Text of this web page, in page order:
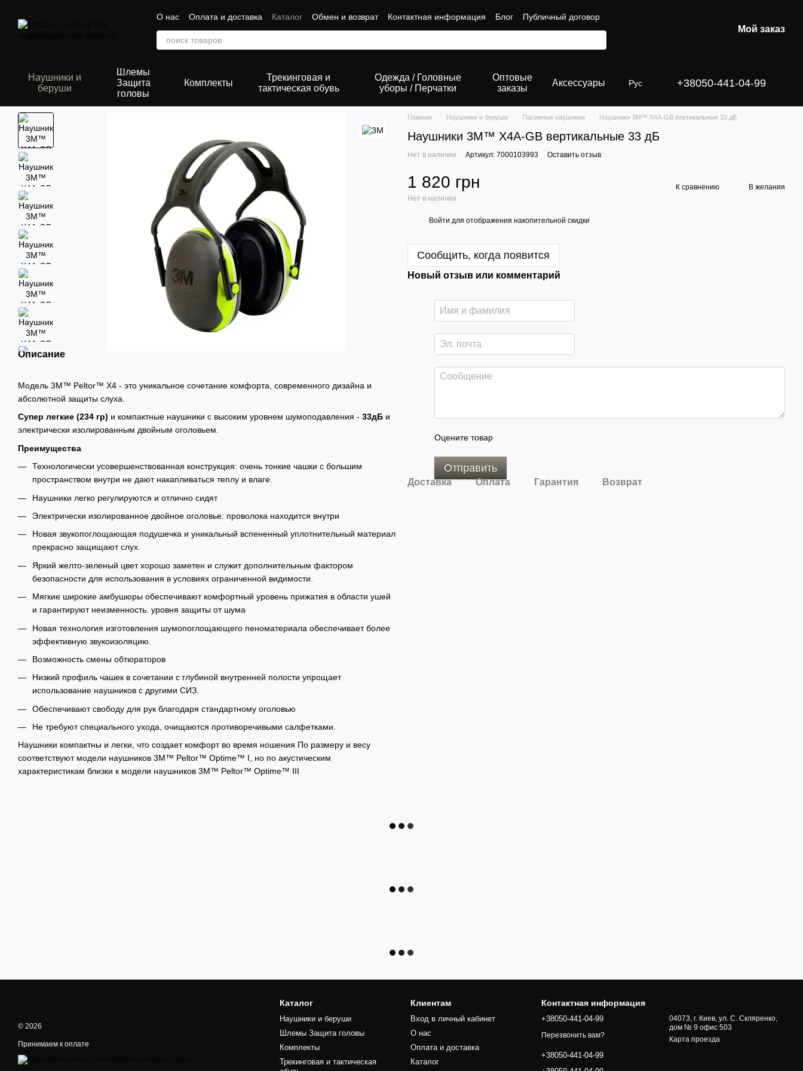
О нас Оплата и доставка Каталог Обмен и возврат Контактная информация Блог
Публичный договор
Сертификаты
Мой заказ
Наушники и
беруши
Шлемы
Защита
головы
Комплекты
Трекинговая и
тактическая обувь
Одежда / Головные
уборы / Перчатки
Оптовые
заказы
Аксессуары Рус +38050-441-04-99
Описание
Модель 3М™ Peltor™ X4 - это уникальное сочетание комфорта, современного дизайна и
абсолютной защиты слуха.
Супер легкие (234 гр) и компактные наушники с высоким уровнем шумоподавления - 33дБ и
электрически изолированным двойным оголовьем.
Преимущества
Технологически усовершенствованная конструкция: очень тонкие чашки с большим
пространством внутри не дают накапливаться теплу и влаге.
Наушники легко регулируются и отлично сидят
Электрически изолированное двойное оголовье: проволока находится внутри
Новая звукопоглощающая подушечка и уникальный вспененный уплотнительный материал
прекрасно защищают слух.
Яркий желто-зеленый цвет хорошо заметен и служит дополнительным фактором
безопасности для использования в условиях ограниченной видимости.
Мягкие широкие амбушюры обеспечивают комфортный уровень прижатия в области ушей
и гарантируют неизменность. уровня защиты от шума
Новая технология изготовления шумопоглощающего пеноматериала обеспечивает более
эффективную звукоизоляцию.
Возможность смены обтюраторов
Низкий профиль чашек в сочетании с глубиной внутренней полости упрощает
использование наушников с другими СИЗ.
Обеспечивают свободу для рук благодаря стандартному оголовью
Не требуют специального ухода, очищаются противоречивыми салфетками.
Наушники компактны и легки, что создает комфорт во время ношения По размеру и весу
соответствуют модели наушников 3M™ Peltor™ Optime™ I, но по акустическим
характеристикам близки к модели наушников 3M™ Peltor™ Optime™ III
Главная Наушники и беруши Пасивные наушники Наушники 3M™ X4A-GB вертикальные 33 дБ
Наушники 3M™ X4A-GB вертикальные 33 дБ
Нет в наличии Артикул: 7000103993 Оставить отзыв
1 820 грн
Нет в наличии
К сравнению В желания
Войти для отображения накопительной скидки
Сообщить, когда появится
Новый отзыв или комментарий
Оцените товар
Отправить
Доставка Оплата Гарантия Возврат
© 2026
Принимаем к оплате
Каталог
Наушники и беруши
Шлемы Защита головы
Комплекты
Трекинговая и тактическая
Клиентам
Вход в личный кабинет
О нас
Оплата и доставка
Каталог
Контактная информация
+38050-441-04-99
Перезвонить вам?
+38050-441-04-99
04073, г. Киев, ул. С. Скляренко,
дом № 9 офис 503
Карта проезда